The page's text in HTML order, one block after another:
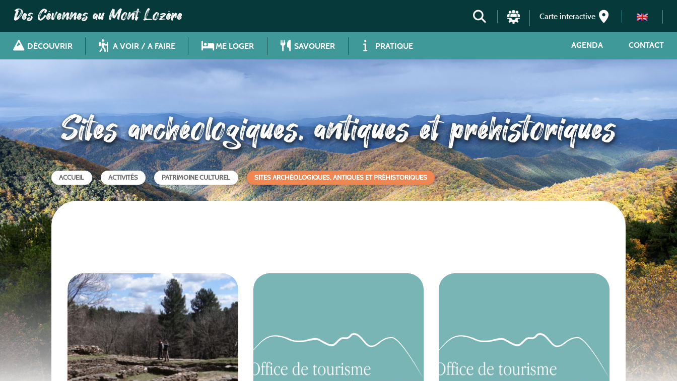
Des Cévennes au Mont Lozère Carte interactive
DÉCOUVRIR A VOIR / A FAIRE ME LOGER SAVOURER PRATIQUE CONTACT
AGENDA
Sites archéologiques, antiques et préhistoriques
ACCUEIL ACTIVITÉS PATRIMOINE CULTUREL SITES ARCHÉOLOGIQUES, ANTIQUES ET PRÉHISTORIQUES